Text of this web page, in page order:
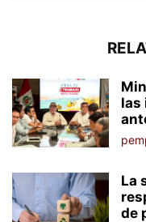
las
La
de